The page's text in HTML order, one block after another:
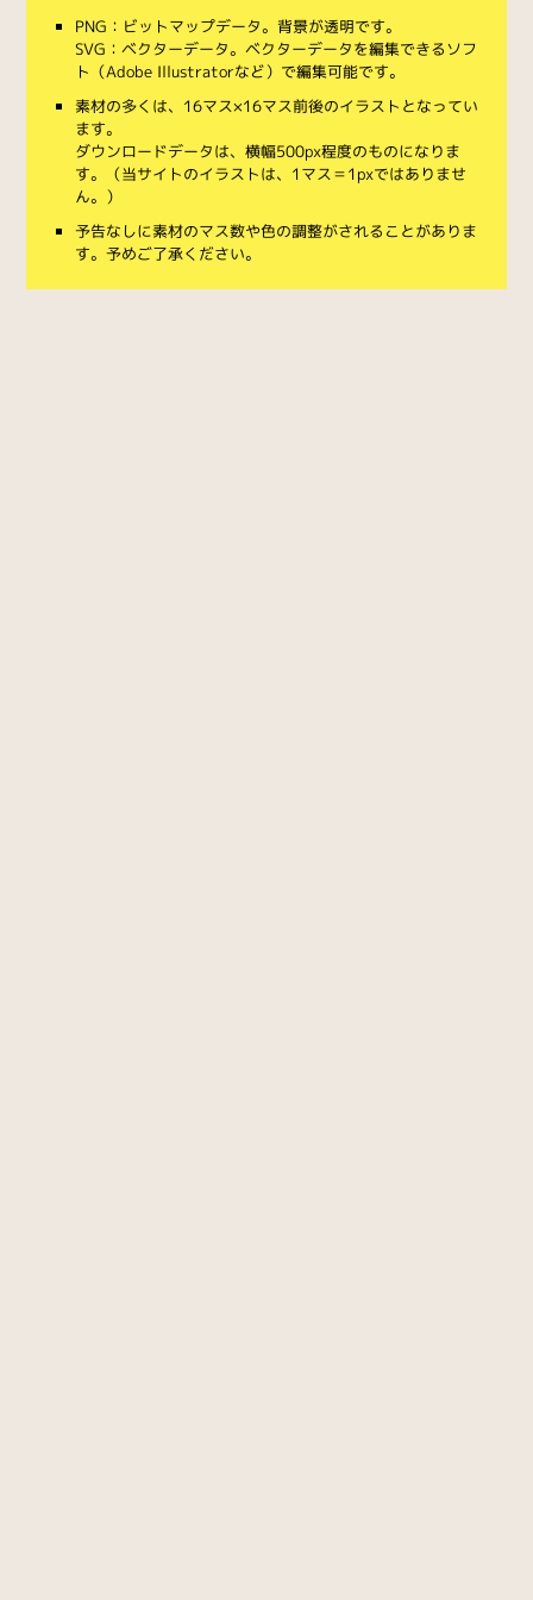
PNG：ビットマップデータ。背景が透明です。
SVG：ベクターデータ。ベクターデータを編集できるソフ
ト（Adobe Illustratorなど）で編集可能です。
素材の多くは、16マス×16マス前後のイラストとなってい
ます。
ダウンロードデータは、横幅500px程度のものになりま
す。（当サイトのイラストは、1マス＝1pxではありませ
ん。）
予告なしに素材のマス数や色の調整がされることがありま
す。予めご了承ください。